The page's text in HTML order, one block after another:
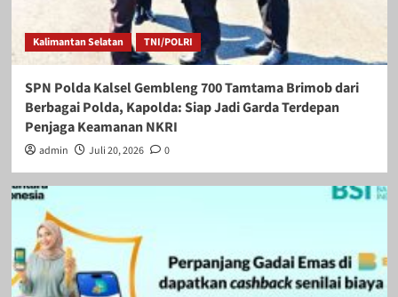
Kalimantan Selatan TNI/POLRI
SPN Polda Kalsel Gembleng 700 Tamtama Brimob dari
Berbagai Polda, Kapolda: Siap Jadi Garda Terdepan
Penjaga Keamanan NKRI
admin Juli 20, 2026 0